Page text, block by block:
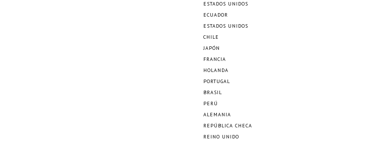
ESTADOS UNIDOS
ECUADOR
ESTADOS UNIDOS
CHILE
JAPÓN
FRANCIA
HOLANDA
PORTUGAL
BRASIL
PERÚ
ALEMANIA
REPÚBLICA CHECA
REINO UNIDO